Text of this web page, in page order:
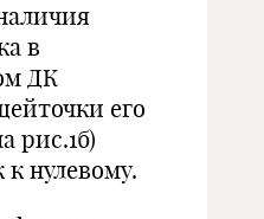
в
ДК
его
рис.1б)
нулевому.